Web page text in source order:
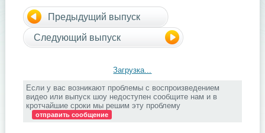
Предыдущий выпуск
Следующий выпуск
Загрузка...
Если у вас возникают проблемы с воспроизведением
видео или выпуск шоу недоступен сообщите нам и в
кротчайшие сроки мы решим эту проблему
отправить сообщение